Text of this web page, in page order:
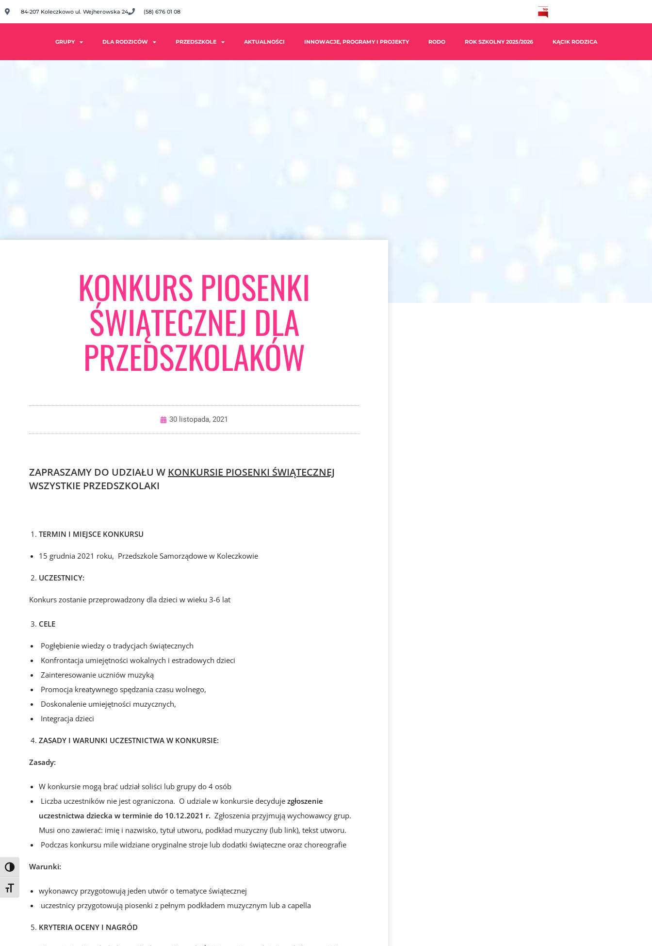
Toggle High Contrast
Toggle Font size
84-207 Koleczkowo ul. Wejherowska 24 (58) 676 01 08
GRUPY DLA RODZICÓW PRZEDSZKOLE AKTUALNOŚCI INNOWACJE, PROGRAMY I PROJEKTY RODO ROK SZKOLNY 2025/2026 KĄCIK RODZICA
KONKURS PIOSENKI
ŚWIĄTECZNEJ DLA
PRZEDSZKOLAKÓW
30 listopada, 2021
ZAPRASZAMY DO UDZIAŁU W KONKURSIE PIOSENKI ŚWIĄTECZNEJ
WSZYSTKIE PRZEDSZKOLAKI
TERMIN I MIEJSCE KONKURSU
15 grudnia 2021 roku, Przedszkole Samorządowe w Koleczkowie
UCZESTNICY:
Konkurs zostanie przeprowadzony dla dzieci w wieku 3-6 lat
CELE
Pogłębienie wiedzy o tradycjach świątecznych
Konfrontacja umiejętności wokalnych i estradowych dzieci
Zainteresowanie uczniów muzyką
Promocja kreatywnego spędzania czasu wolnego,
Doskonalenie umiejętności muzycznych,
Integracja dzieci
ZASADY I WARUNKI UCZESTNICTWA W KONKURSIE:
Zasady:
W konkursie mogą brać udział soliści lub grupy do 4 osób
Liczba uczestników nie jest ograniczona. O udziale w konkursie decyduje zgłoszenie
uczestnictwa dziecka w terminie do 10.12.2021 r. Zgłoszenia przyjmują wychowawcy grup.
Musi ono zawierać: imię i nazwisko, tytuł utworu, podkład muzyczny (lub link), tekst utworu.
Podczas konkursu mile widziane oryginalne stroje lub dodatki świąteczne oraz choreografie
Warunki:
wykonawcy przygotowują jeden utwór o tematyce świątecznej
uczestnicy przygotowują piosenki z pełnym podkładem muzycznym lub a capella
KRYTERIA OCENY I NAGRÓD